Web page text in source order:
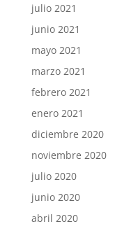
julio 2021
junio 2021
mayo 2021
marzo 2021
febrero 2021
enero 2021
diciembre 2020
noviembre 2020
julio 2020
junio 2020
abril 2020